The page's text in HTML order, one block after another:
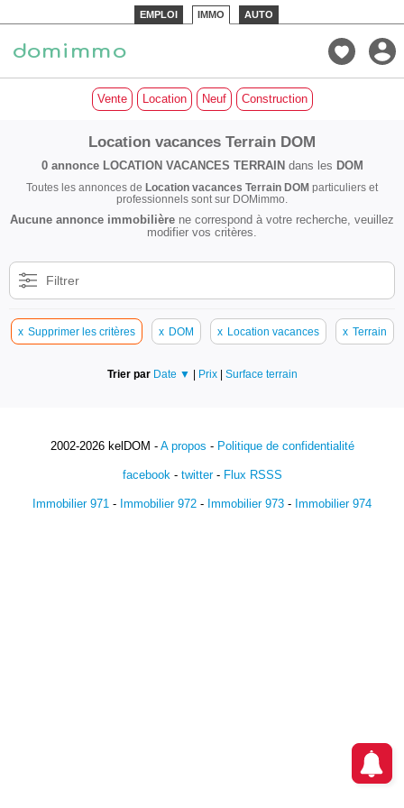
EMPLOI IMMO AUTO
Vente Location Neuf Construction
Location vacances Terrain DOM
0 annonce LOCATION VACANCES TERRAIN dans les DOM
Toutes les annonces de Location vacances Terrain DOM particuliers et
professionnels sont sur DOMimmo.
Aucune annonce immobilière ne correspond à votre recherche, veuillez
modifier vos critères.
Filtrer
x Supprimer les critères x DOM x Location vacances x Terrain
Trier par Date ▼ | Prix | Surface terrain
2002-2026 kelDOM - A propos - Politique de confidentialité
facebook- twitter- Flux RSSS
Immobilier 971 - Immobilier 972 - Immobilier 973 - Immobilier 974